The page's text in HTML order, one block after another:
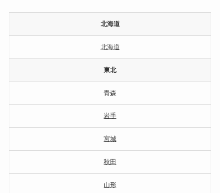
北海道
北海道
東北
青森
岩手
宮城
秋田
山形